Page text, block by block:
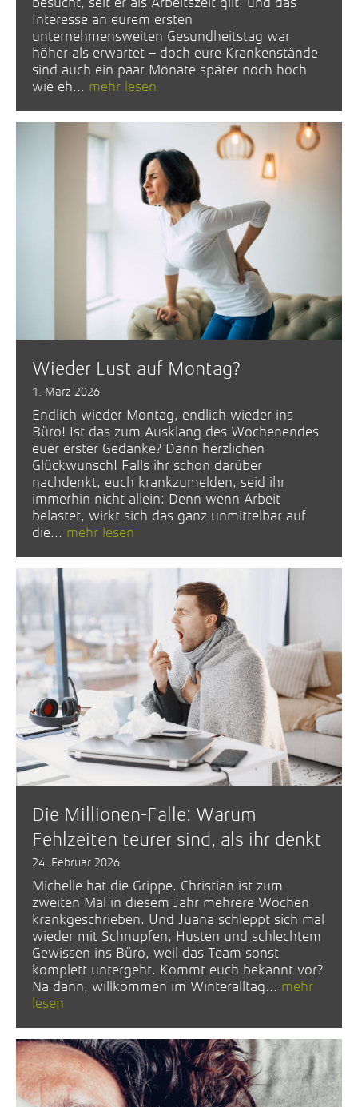
Interesse an eurem ersten
unternehmensweiten Gesundheitstag war
höher als erwartet – doch eure Krankenstände
sind auch ein paar Monate später noch hoch
wie eh... mehr lesen
Wieder Lust auf Montag?
1. März 2026
Endlich wieder Montag, endlich wieder ins
Büro! Ist das zum Ausklang des Wochenendes
euer erster Gedanke? Dann herzlichen
Glückwunsch! Falls ihr schon darüber
nachdenkt, euch krankzumelden, seid ihr
immerhin nicht allein: Denn wenn Arbeit
belastet, wirkt sich das ganz unmittelbar auf
die... mehr lesen
Die Millionen-Falle: Warum
Fehlzeiten teurer sind, als ihr denkt
24. Februar 2026
Michelle hat die Grippe. Christian ist zum
zweiten Mal in diesem Jahr mehrere Wochen
krankgeschrieben. Und Juana schleppt sich mal
wieder mit Schnupfen, Husten und schlechtem
Gewissen ins Büro, weil das Team sonst
komplett untergeht. Kommt euch bekannt vor?
Na dann, willkommen im Winteralltag... mehr
lesen